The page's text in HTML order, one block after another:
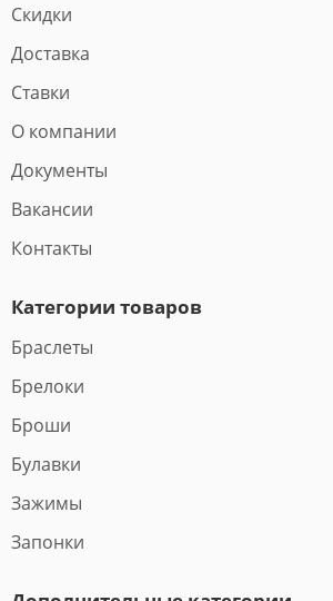
Скидки
Доставка
Ставки
О компании
Документы
Вакансии
Контакты
Категории товаров
Браслеты
Брелоки
Броши
Булавки
Зажимы
Запонки